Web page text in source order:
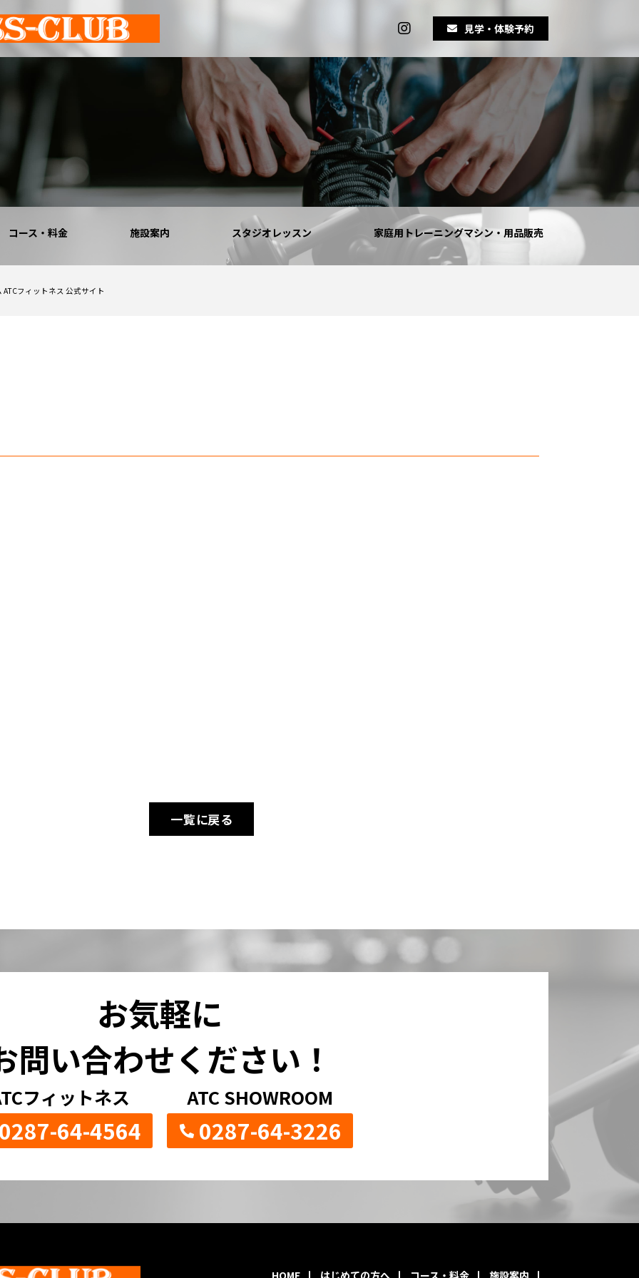
見学・体験予約
コース・料金 施設案内 スタジオレッスン 家庭用トレーニングマシン・用品販売
フィットネス 公式サイト
一覧に戻る
お気軽に
問い合わせください！
フィットネス
64-4564
ATC SHOWROOM
0287-64-3226